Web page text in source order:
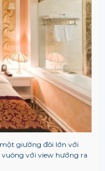
giường đôi lớn với
với view hướng ra